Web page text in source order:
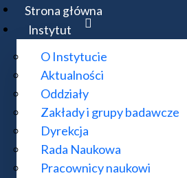
Strona główna
Instytut
O Instytucie
Aktualności
Oddziały
Zakłady i grupy badawcze
Dyrekcja
Rada Naukowa
Pracownicy naukowi